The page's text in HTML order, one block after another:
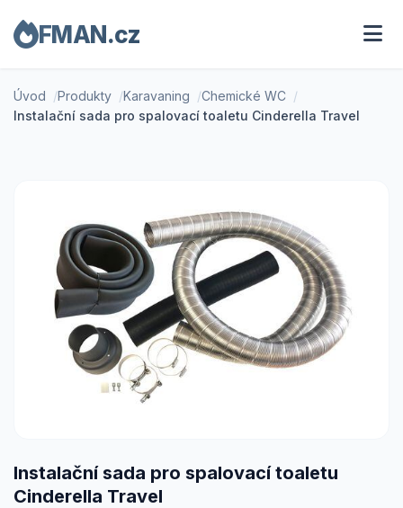
FMAN.cz
Úvod Produkty Karavaning
Chemické WC
Instalační sada pro spalovací toaletu Cinderella Travel
Instalační sada pro spalovací toaletu
Cinderella Travel